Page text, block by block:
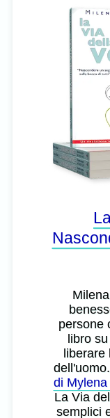
persone
libro
liberare
di
La Via
semplici